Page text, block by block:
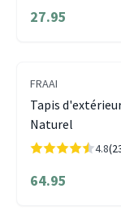
27.95
FRAAI
Tapis
Naturel
4.8
64.95